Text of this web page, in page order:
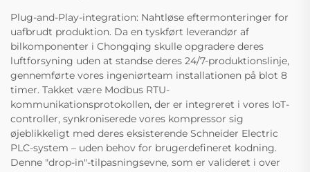
Plug-and-Play-integration: Nahtløse eftermonteringer for
uafbrudt produktion. Da en tyskført leverandør af
bilkomponenter i Chongqing skulle opgradere deres
luftforsyning uden at standse deres 24/7-produktionslinje,
gennemførte vores ingeniørteam installationen på blot 8
timer. Takket være Modbus RTU-
kommunikationsprotokollen, der er integreret i vores IoT-
controller, synkroniserede vores kompressor sig
øjeblikkeligt med deres eksisterende Schneider Electric
PLC-system – uden behov for brugerdefineret kodning.
Denne "drop-in"-tilpasningsevne, som er valideret i over